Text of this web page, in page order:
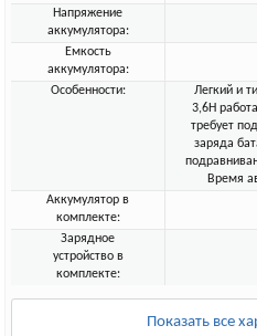
Напряжение
аккумулятора:
Емкость
аккумулятора:
Особенности:
Легкий и
3,6H
требует
заряда
Время
Аккумулятор в
комплекте:
Зарядное
устройство в
комплекте:
Показать все